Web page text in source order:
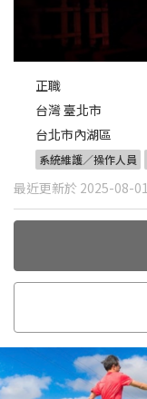
正職
台灣 臺北市
台北市內湖區
系統維護／操作人員
最近更新於 2025-08-01